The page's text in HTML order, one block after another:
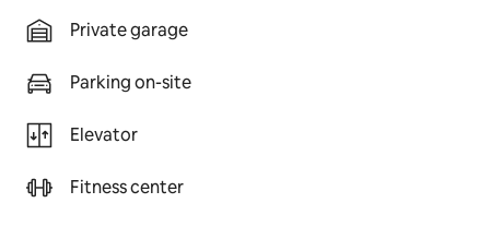
Private garage
Parking on-site
Elevator
Fitness center